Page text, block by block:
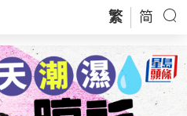
繁 简